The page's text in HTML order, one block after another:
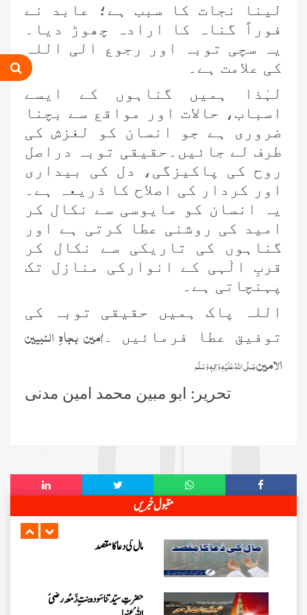
لینا نجات کا سبب ہے؛ عابد نے
فوراً گناہ کا ارادہ چھوڑ دیا۔
یہ سچی توبہ اور رجوع الی اللہ
کی علامت ہے۔
لہٰذا ہمیں گناہوں کے ایسے
اسباب، حالات اور مواقع سے بچنا
ضروری ہے جو انسان کو لغزش کی
طرف لے جائیں۔حقیقی توبہ دراصل
روح کی پاکیزگی، دل کی بیداری
اور کردار کی اصلاح کا ذریعہ ہے۔
یہ انسان کو مایوسی سے نکال کر
امید کی روشنی عطا کرتی ہے اور
گناہوں کی تاریکی سے نکال کر
قربِ الٰہی کے انوارکی منازل تک
پہنچاتی ہے۔
اللہ پاک ہمیں حقیقی توبہ کی
توفیق عطا فرمائیں ۔اٰمین بجاہِ النبیین
الامینصَلَّی اللہُ عَلَیْہِ وَاٰلِہٖ وَسَلَّم
تحریر: ابو مبین محمد امین مدنی
مقبول خبریں
کہنے کو تو بات بڑی بھلی ہے!
کیا حکمِ احادیث میں ائمّہ کرام پر اعتماد
ضروری ہے؟
تحکیمِ حدیث کن کتب سے کریں؟
فتح المنان کا تعارفی جائزہ
المنهل العذب المورود شرح سنن ابي
داؤدکا تعارف
مال کی دعا کا مقصد
حضرتِ سیّدتُنا سَودہ بنتِ زَمْعہ رضیَ
بقیع پاک: تذکرہ و زیارت